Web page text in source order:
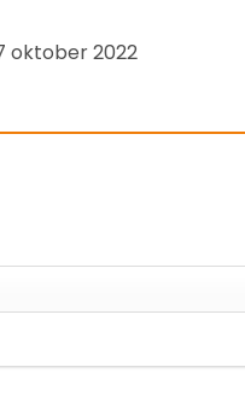
oktober 2022